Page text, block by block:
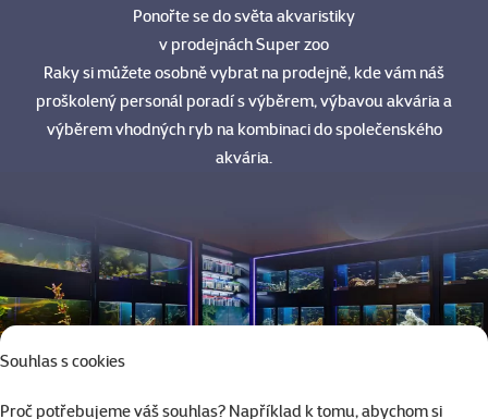
Souhlas s cookies
Proč potřebujeme váš souhlas? Například k tomu, abychom si
Ponořte se do světa akvaristiky
v prodejnách Super zoo
Raky si můžete osobně vybrat na prodejně, kde vám náš
proškolený personál poradí s výběrem, výbavou akvária a
výběrem vhodných ryb na kombinaci do společenského
akvária.